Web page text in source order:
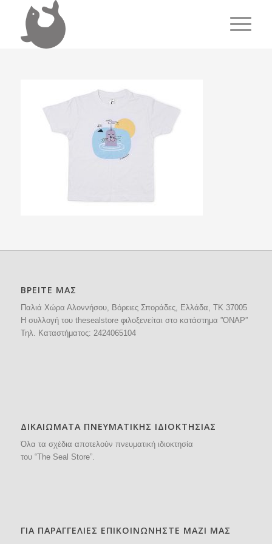
ΒΡΕΙΤΕ ΜΑΣ
Παλιά Χώρα Αλοννήσου, Βόρειες Σποράδες, Ελλάδα, ΤΚ 37005
H συλλογή του thesealstore φιλοξενείται στο κατάστημα ”ΟΝΑΡ”
Τηλ. Καταστήματος: 2424065104
ΔΙΚΑΙΩΜΑΤΑ ΠΝΕΥΜΑΤΙΚΗΣ ΙΔΙΟΚΤΗΣΙΑΣ
Όλα τα σχέδια αποτελούν πνευματική ιδιοκτησία
του “The Seal Store”.
ΓΙΑ ΠΑΡΑΓΓΕΛΙΕΣ ΕΠΙΚΟΙΝΩΝΗΣΤΕ ΜΑΖΙ ΜΑΣ